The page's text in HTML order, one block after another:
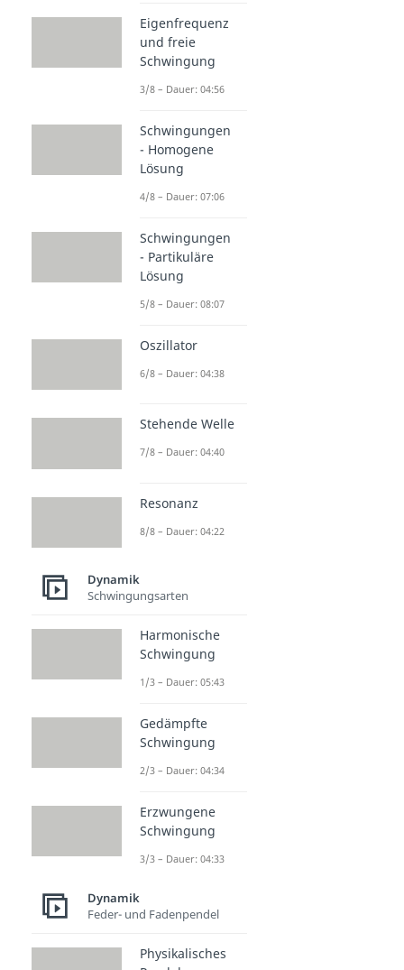
Eigenfrequenz
und freie
Schwingung
3/8 – Dauer: 04:56
Schwingungen
- Homogene
Lösung
4/8 – Dauer: 07:06
Schwingungen
- Partikuläre
Lösung
5/8 – Dauer: 08:07
Oszillator
6/8 – Dauer: 04:38
Stehende Welle
7/8 – Dauer: 04:40
Resonanz
8/8 – Dauer: 04:22
Dynamik
Schwingungsarten
Harmonische
Schwingung
1/3 – Dauer: 05:43
Gedämpfte
Schwingung
2/3 – Dauer: 04:34
Erzwungene
Schwingung
3/3 – Dauer: 04:33
Dynamik
Feder- und Fadenpendel
Physikalisches